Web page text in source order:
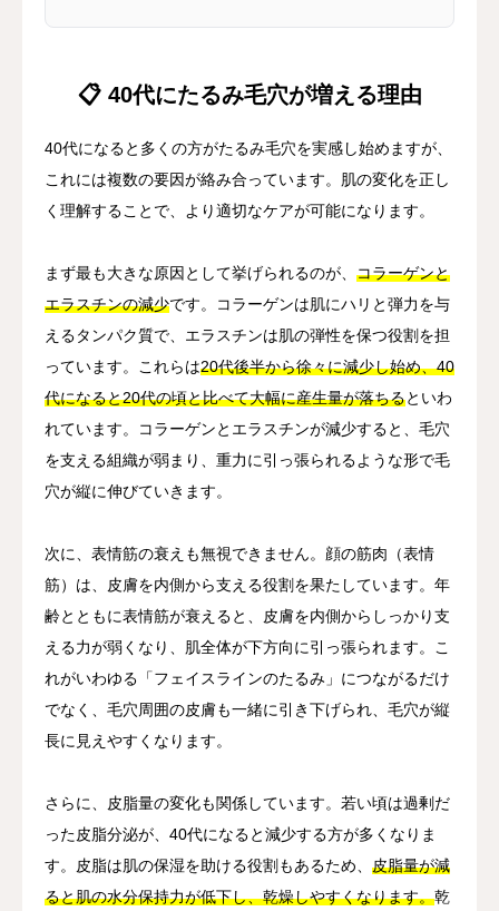
📋 40代にたるみ毛穴が増える理由
40代になると多くの方がたるみ毛穴を実感し始めますが、
これには複数の要因が絡み合っています。肌の変化を正し
く理解することで、より適切なケアが可能になります。
まず最も大きな原因として挙げられるのが、 コラーゲンと
エラスチンの減少です。コラーゲンは肌にハリと弾力を与
えるタンパク質で、エラスチンは肌の弾性を保つ役割を担
っています。これらは20代後半から徐々に減少し始め、40
代になると20代の頃と比べて大幅に産生量が落ちるといわ
れています。コラーゲンとエラスチンが減少すると、毛穴
を支える組織が弱まり、重力に引っ張られるような形で毛
穴が縦に伸びていきます。
次に、表情筋の衰えも無視できません。顔の筋肉（表情
筋）は、皮膚を内側から支える役割を果たしています。年
齢とともに表情筋が衰えると、皮膚を内側からしっかり支
える力が弱くなり、肌全体が下方向に引っ張られます。こ
れがいわゆる「フェイスラインのたるみ」につながるだけ
でなく、毛穴周囲の皮膚も一緒に引き下げられ、毛穴が縦
長に見えやすくなります。
さらに、皮脂量の変化も関係しています。若い頃は過剰だ
った皮脂分泌が、40代になると減少する方が多くなりま
す。皮脂は肌の保湿を助ける役割もあるため、 皮脂量が減
ると肌の水分保持力が低下し、乾燥しやすくなります。乾